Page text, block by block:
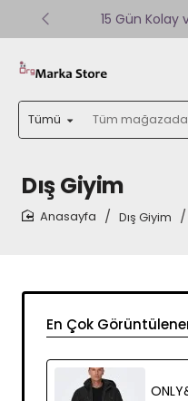
15 Gün Kolay
Tümü
Tüm
mağazada
yapın...
Dış Giyim
Dış Giyim
En Çok